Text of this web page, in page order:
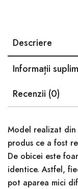
Descriere
Informații
Recenzii (0)
Model realizat din
produs ce a fost
De obicei este
identice. Astfel,
pot aparea mici